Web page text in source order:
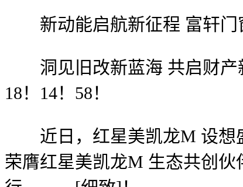
新动能启航新征程 富轩门窗
洞见旧改新蓝海 共启财产
18！14！58！
近日，红星美凯龙M 设想盛
荣膺红星美凯龙M 生态共创伙